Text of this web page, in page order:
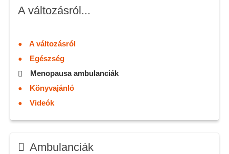
A változásról...
A változásról
Egészség
Menopausa ambulanciák
Könyvajánló
Videók
Ambulanciák